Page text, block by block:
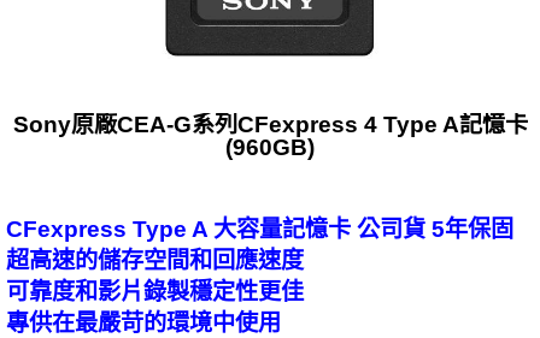
Sony原廠CEA-G系列CFexpress 4 Type A記憶卡
(960GB)
CFexpress Type A 大容量記憶卡 公司貨 5年保固
超高速的儲存空間和回應速度
可靠度和影片錄製穩定性更佳
專供在最嚴苛的環境中使用